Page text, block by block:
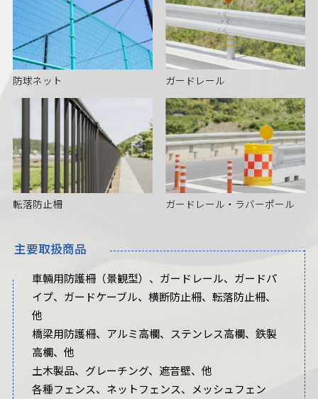
防球ネット ガードレール
転落防止柵 ガードレール・ラバーポール
主要取扱商品
車輛用防護柵（景観型）、ガードレール、ガードパ
イプ、ガードケーブル、横断防止柵、転落防止柵、
他
橋梁用防護柵、アルミ高欄、ステンレス高欄、鉄製
高欄、他
土木製品、グレーチング、遮音壁、他
各種フェンス、ネットフェンス、メッシュフェン